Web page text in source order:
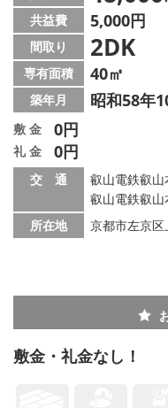
賃貸管理の北白川店
店舗情報·アクセス
会社概要
メールでお問い合わせ
共益費 5,000円
間取り 2DK
専有面積 40㎡
築年月 昭和58年
敷 金 0円
礼 金 0円
交 通
叡山電鉄叡
叡山電鉄叡
所在地
京都市左京
敷金・礼金なし！